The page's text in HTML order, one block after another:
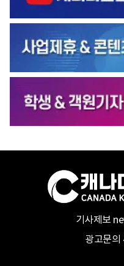
기사제보
광고문